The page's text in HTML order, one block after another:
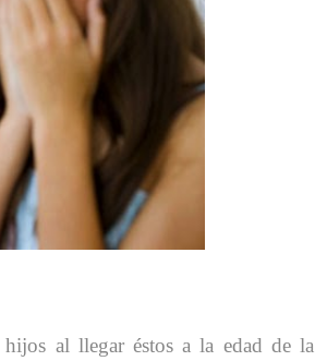
al llegar éstos a la edad de la